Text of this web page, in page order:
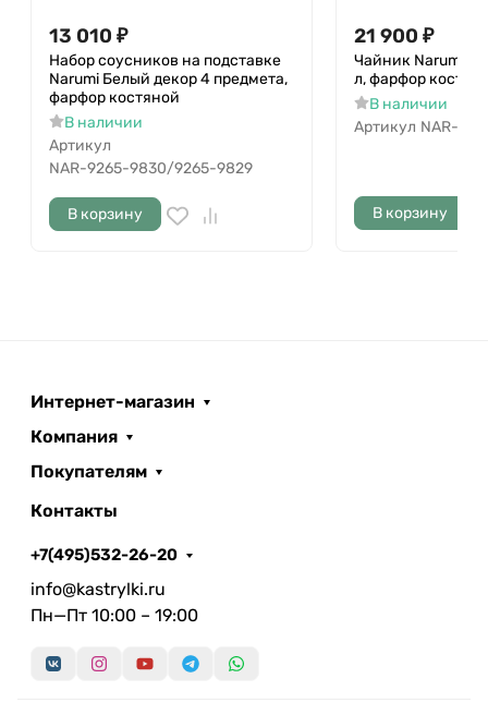
13 010 ₽
Набор соусников на подставке
Narumi Белый декор 4 предмета,
фарфор костяной
В наличии
Артикул
NAR-9265-9830/9265-9829
В корзину
21 900 ₽
Чайник Narumi
л, фарфор
В наличии
Артикул NAR-
В корзину
Интернет-магазин
Компания
Покупателям
Контакты
+7(495)532-26-20
info@kastrylki.ru
Пн—Пт 10:00 – 19:00